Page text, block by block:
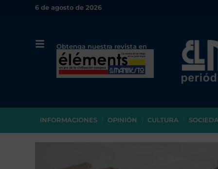
6 de agosto de 2026
Obtenga nuestra revista en
papel o en PDF
INFORMACIONES OPINIÓN CULTURA